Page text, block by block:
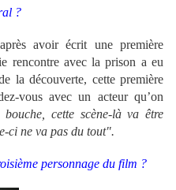
?
avoir écrit une première
rencontre avec la prison a eu
la découverte, cette première
vous avec un acteur qu’on
bouche, cette scène-là va être
ci ne va pas du tout".
personnage du film ?